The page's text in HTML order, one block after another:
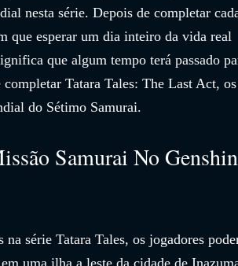
nesta série. Depois de completar
que esperar um dia inteiro da vida real
que algum tempo terá passado
Tatara Tales: The Last Act,
do Sétimo Samurai.
Samurai No
série Tatara Tales, os jogadores
uma ilha a leste da cidade de